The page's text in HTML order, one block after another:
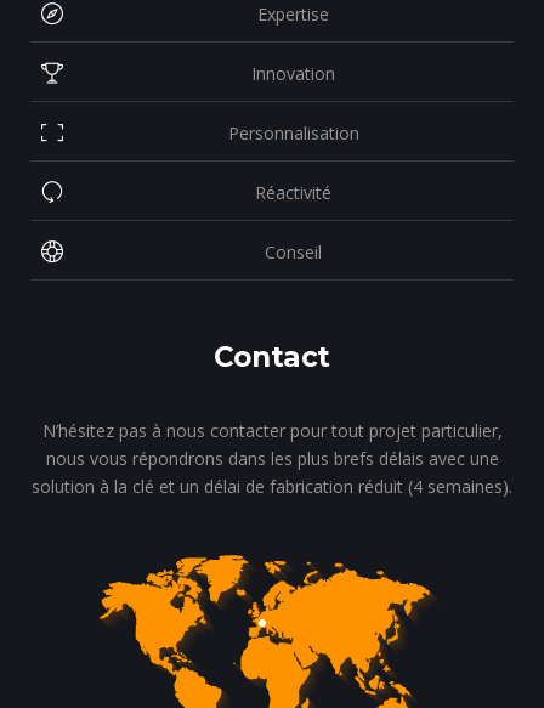
Expertise
Innovation
Personnalisation
Réactivité
Conseil
Contact
N’hésitez pas à nous contacter pour tout projet particulier,
nous vous répondrons dans les plus brefs délais avec une
solution à la clé et un délai de fabrication réduit (4 semaines).